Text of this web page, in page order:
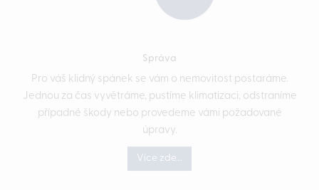
Správa
Pro váš klidný spánek se vám o nemovitost postaráme.
Jednou za čas vyvětráme, pustíme klimatizaci, odstraníme
případné škody nebo provedeme vámi požadované
úpravy.
Více zde...